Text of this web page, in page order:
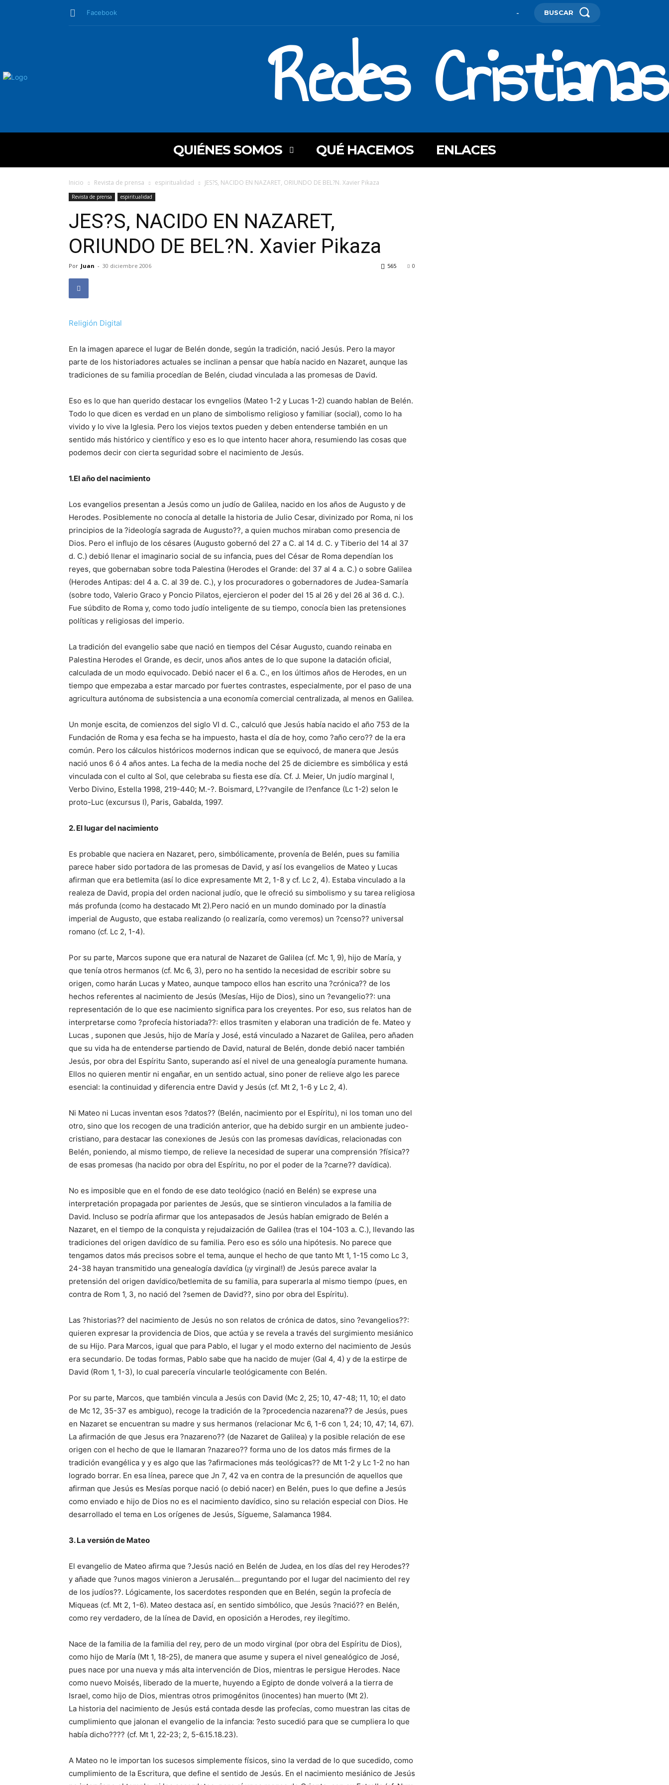
Facebook - BUSCAR
Redes Cristianas
QUIÉNES SOMOS QUÉ HACEMOS ENLACES
Inicio Revista de prensa espiritualidad JES?S, NACIDO EN NAZARET, ORIUNDO DE BEL?N. Xavier Pikaza
Revista de prensa espiritualidad
JES?S, NACIDO EN NAZARET,
ORIUNDO DE BEL?N. Xavier Pikaza
Por Juan - 30 diciembre 2006 0
565
Religión Digital
En la imagen aparece el lugar de Belén donde, según la tradición, nació Jesús. Pero la mayor
parte de los historiadores actuales se inclinan a pensar que había nacido en Nazaret, aunque las
tradiciones de su familia procedían de Belén, ciudad vinculada a las promesas de David.
Eso es lo que han querido destacar los evngelios (Mateo 1-2 y Lucas 1-2) cuando hablan de Belén.
Todo lo que dicen es verdad en un plano de simbolismo religioso y familiar (social), como lo ha
vivido y lo vive la Iglesia. Pero los viejos textos pueden y deben entenderse también en un
sentido más histórico y científico y eso es lo que intento hacer ahora, resumiendo las cosas que
podemos decir con cierta seguridad sobre el nacimiento de Jesús.
1.El año del nacimiento
Los evangelios presentan a Jesús como un judío de Galilea, nacido en los años de Augusto y de
Herodes. Posiblemente no conocía al detalle la historia de Julio Cesar, divinizado por Roma, ni los
principios de la ?ideología sagrada de Augusto??, a quien muchos miraban como presencia de
Dios. Pero el influjo de los césares (Augusto gobernó del 27 a C. al 14 d. C. y Tiberio del 14 al 37
d. C.) debió llenar el imaginario social de su infancia, pues del César de Roma dependían los
reyes, que gobernaban sobre toda Palestina (Herodes el Grande: del 37 al 4 a. C.) o sobre Galilea
(Herodes Antipas: del 4 a. C. al 39 de. C.), y los procuradores o gobernadores de Judea-Samaría
(sobre todo, Valerio Graco y Poncio Pilatos, ejercieron el poder del 15 al 26 y del 26 al 36 d. C.).
Fue súbdito de Roma y, como todo judío inteligente de su tiempo, conocía bien las pretensiones
políticas y religiosas del imperio.
La tradición del evangelio sabe que nació en tiempos del César Augusto, cuando reinaba en
Palestina Herodes el Grande, es decir, unos años antes de lo que supone la datación oficial,
calculada de un modo equivocado. Debió nacer el 6 a. C., en los últimos años de Herodes, en un
tiempo que empezaba a estar marcado por fuertes contrastes, especialmente, por el paso de una
agricultura autónoma de subsistencia a una economía comercial centralizada, al menos en Galilea.
Un monje escita, de comienzos del siglo VI d. C., calculó que Jesús había nacido el año 753 de la
Fundación de Roma y esa fecha se ha impuesto, hasta el día de hoy, como ?año cero?? de la era
común. Pero los cálculos históricos modernos indican que se equivocó, de manera que Jesús
nació unos 6 ó 4 años antes. La fecha de la media noche del 25 de diciembre es simbólica y está
vinculada con el culto al Sol, que celebraba su fiesta ese día. Cf. J. Meier, Un judío marginal I,
Verbo Divino, Estella 1998, 219-440; M.-?. Boismard, L??vangile de l?enfance (Lc 1-2) selon le
proto-Luc (excursus I), Paris, Gabalda, 1997.
2. El lugar del nacimiento
Es probable que naciera en Nazaret, pero, simbólicamente, provenía de Belén, pues su familia
parece haber sido portadora de las promesas de David, y así los evangelios de Mateo y Lucas
afirman que era betlemita (así lo dice expresamente Mt 2, 1-8 y cf. Lc 2, 4). Estaba vinculado a la
realeza de David, propia del orden nacional judío, que le ofreció su simbolismo y su tarea religiosa
más profunda (como ha destacado Mt 2).Pero nació en un mundo dominado por la dinastía
imperial de Augusto, que estaba realizando (o realizaría, como veremos) un ?censo?? universal
romano (cf. Lc 2, 1-4).
Por su parte, Marcos supone que era natural de Nazaret de Galilea (cf. Mc 1, 9), hijo de María, y
que tenía otros hermanos (cf. Mc 6, 3), pero no ha sentido la necesidad de escribir sobre su
origen, como harán Lucas y Mateo, aunque tampoco ellos han escrito una ?crónica?? de los
hechos referentes al nacimiento de Jesús (Mesías, Hijo de Dios), sino un ?evangelio??: una
representación de lo que ese nacimiento significa para los creyentes. Por eso, sus relatos han de
interpretarse como ?profecía historiada??: ellos trasmiten y elaboran una tradición de fe. Mateo y
Lucas , suponen que Jesús, hijo de María y José, está vinculado a Nazaret de Galilea, pero añaden
que su vida ha de entenderse partiendo de David, natural de Belén, donde debió nacer también
Jesús, por obra del Espíritu Santo, superando así el nivel de una genealogía puramente humana.
Ellos no quieren mentir ni engañar, en un sentido actual, sino poner de relieve algo les parece
esencial: la continuidad y diferencia entre David y Jesús (cf. Mt 2, 1-6 y Lc 2, 4).
Ni Mateo ni Lucas inventan esos ?datos?? (Belén, nacimiento por el Espíritu), ni los toman uno del
otro, sino que los recogen de una tradición anterior, que ha debido surgir en un ambiente judeo-
cristiano, para destacar las conexiones de Jesús con las promesas davídicas, relacionadas con
Belén, poniendo, al mismo tiempo, de relieve la necesidad de superar una comprensión ?física??
de esas promesas (ha nacido por obra del Espíritu, no por el poder de la ?carne?? davídica).
No es imposible que en el fondo de ese dato teológico (nació en Belén) se exprese una
interpretación propagada por parientes de Jesús, que se sintieron vinculados a la familia de
David. Incluso se podría afirmar que los antepasados de Jesús habían emigrado de Belén a
Nazaret, en el tiempo de la conquista y rejudaización de Galilea (tras el 104-103 a. C.), llevando las
tradiciones del origen davídico de su familia. Pero eso es sólo una hipótesis. No parece que
tengamos datos más precisos sobre el tema, aunque el hecho de que tanto Mt 1, 1-15 como Lc 3,
24-38 hayan transmitido una genealogía davídica (¡y virginal!) de Jesús parece avalar la
pretensión del origen davídico/betlemita de su familia, para superarla al mismo tiempo (pues, en
contra de Rom 1, 3, no nació del ?semen de David??, sino por obra del Espíritu).
Las ?historias?? del nacimiento de Jesús no son relatos de crónica de datos, sino ?evangelios??:
quieren expresar la providencia de Dios, que actúa y se revela a través del surgimiento mesiánico
de su Hijo. Para Marcos, igual que para Pablo, el lugar y el modo externo del nacimiento de Jesús
era secundario. De todas formas, Pablo sabe que ha nacido de mujer (Gal 4, 4) y de la estirpe de
David (Rom 1, 1-3), lo cual parecería vincularle teológicamente con Belén.
Por su parte, Marcos, que también vincula a Jesús con David (Mc 2, 25; 10, 47-48; 11, 10; el dato
de Mc 12, 35-37 es ambiguo), recoge la tradición de la ?procedencia nazarena?? de Jesús, pues
en Nazaret se encuentran su madre y sus hermanos (relacionar Mc 6, 1-6 con 1, 24; 10, 47; 14, 67).
La afirmación de que Jesus era ?nazareno?? (de Nazaret de Galilea) y la posible relación de ese
origen con el hecho de que le llamaran ?nazareo?? forma uno de los datos más firmes de la
tradición evangélica y y es algo que las ?afirmaciones más teológicas?? de Mt 1-2 y Lc 1-2 no han
logrado borrar. En esa línea, parece que Jn 7, 42 va en contra de la presunción de aquellos que
afirman que Jesús es Mesías porque nació (o debió nacer) en Belén, pues lo que define a Jesús
como enviado e hijo de Dios no es el nacimiento davídico, sino su relación especial con Dios. He
desarrollado el tema en Los orígenes de Jesús, Sígueme, Salamanca 1984.
3. La versión de Mateo
El evangelio de Mateo afirma que ?Jesús nació en Belén de Judea, en los días del rey Herodes??
y añade que ?unos magos vinieron a Jerusalén… preguntando por el lugar del nacimiento del rey
de los judíos??. Lógicamente, los sacerdotes responden que en Belén, según la profecía de
Miqueas (cf. Mt 2, 1-6). Mateo destaca así, en sentido simbólico, que Jesús ?nació?? en Belén,
como rey verdadero, de la línea de David, en oposición a Herodes, rey ilegítimo.
Nace de la familia de la familia del rey, pero de un modo virginal (por obra del Espíritu de Dios),
como hijo de María (Mt 1, 18-25), de manera que asume y supera el nivel genealógico de José,
pues nace por una nueva y más alta intervención de Dios, mientras le persigue Herodes. Nace
como nuevo Moisés, liberado de la muerte, huyendo a Egipto de donde volverá a la tierra de
Israel, como hijo de Dios, mientras otros primogénitos (inocentes) han muerto (Mt 2).
La historia del nacimiento de Jesús está contada desde las profecías, como muestran las citas de
cumplimiento que jalonan el evangelio de la infancia: ?esto sucedió para que se cumpliera lo que
había dicho???? (cf. Mt 1, 22-23; 2, 5-6.15.18.23).
A Mateo no le importan los sucesos simplemente físicos, sino la verdad de lo que sucedido, como
cumplimiento de la Escritura, que define el sentido de Jesús. En el nacimiento mesiánico de Jesús